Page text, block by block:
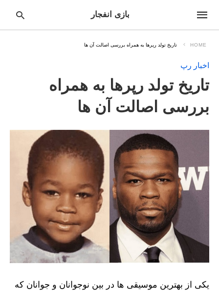
بازی انفجار
HOME تاریخ تولد رپرها به همراه بررسی اصالت آن ها
اخبار رپ
تاریخ تولد رپرها به همراه
بررسی اصالت آن ها
یکی از بهترین موسیقی ها در بین نوجوانان و جوانان که